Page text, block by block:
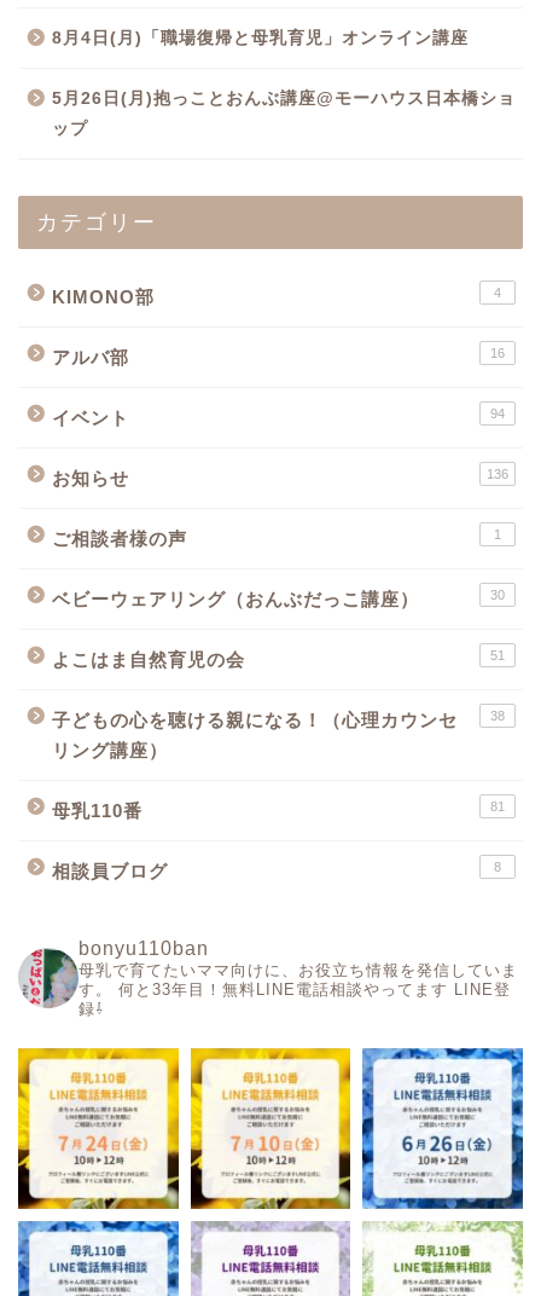
8月4日(月)「職場復帰と母乳育児」オンライン講座
5月26日(月)抱っことおんぶ講座@モーハウス日本橋ショ
ップ
カテゴリー
KIMONO部 4
アルバ部 16
イベント 94
お知らせ 136
ご相談者様の声 1
ベビーウェアリング（おんぶだっこ講座） 30
よこはま自然育児の会 51
子どもの心を聴ける親になる！（心理カウンセ
リング講座）
38
母乳110番 81
相談員ブログ 8
bonyu110ban
母乳で育てたいママ向けに、お役立ち情報を発信していま
す。
何と33年目！無料LINE電話相談やってます LINE登
録⇩